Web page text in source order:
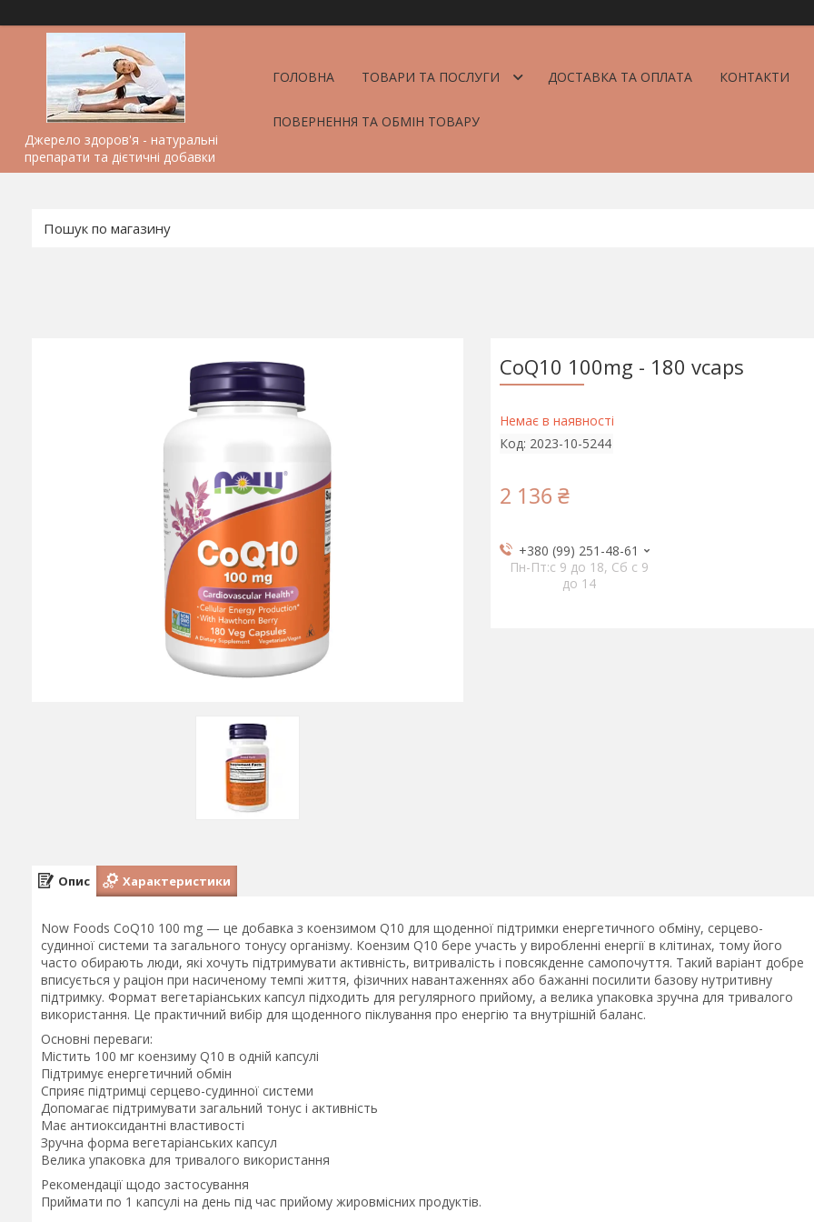
Джерело здоров'я - натуральні
препарати та дієтичні добавки
ГОЛОВНА ТОВАРИ ТА ПОСЛУГИ ДОСТАВКА ТА ОПЛАТА КОНТАКТИ
ПОВЕРНЕННЯ ТА ОБМІН ТОВАРУ
CoQ10 100mg - 180 vcaps
Немає в наявності
Код: 2023-10-5244
2 136 ₴
+380 (99) 251-48-61
Пн-Пт:c 9 до 18, Сб с 9
до 14
Опис Характеристики
Now Foods CoQ10 100 mg — це добавка з коензимом Q10 для щоденної підтримки енергетичного обміну, серцево-
судинної системи та загального тонусу організму. Коензим Q10 бере участь у виробленні енергії в клітинах, тому його
часто обирають люди, які хочуть підтримувати активність, витривалість і повсякденне самопочуття. Такий варіант добре
вписується у раціон при насиченому темпі життя, фізичних навантаженнях або бажанні посилити базову нутритивну
підтримку. Формат вегетаріанських капсул підходить для регулярного прийому, а велика упаковка зручна для тривалого
використання. Це практичний вибір для щоденного піклування про енергію та внутрішній баланс.
Основні переваги:
Містить 100 мг коензиму Q10 в одній капсулі
Підтримує енергетичний обмін
Сприяє підтримці серцево-судинної системи
Допомагає підтримувати загальний тонус і активність
Має антиоксидантні властивості
Зручна форма вегетаріанських капсул
Велика упаковка для тривалого використання
Рекомендації щодо застосування
Приймати по 1 капсулі на день під час прийому жировмісних продуктів.